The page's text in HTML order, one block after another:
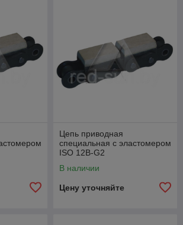
Цепь приводная
специальная с эластомером
ISO 12B-G2
В наличии
Цену уточняйте